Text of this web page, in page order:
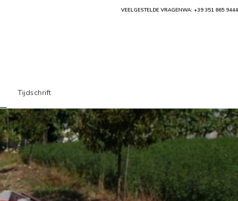
VEELGESTELDE VRAGENWA: +39 351 865 9444
Tijdschrift